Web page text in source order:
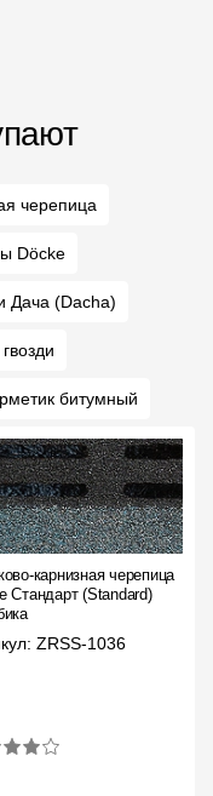
черепица
Döcke
Дача (Dacha)
битумный
карнизная черепица
Стандарт (Standard)
ZRSS-1036